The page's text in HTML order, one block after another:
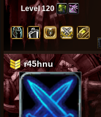
Level 120
r45hnu